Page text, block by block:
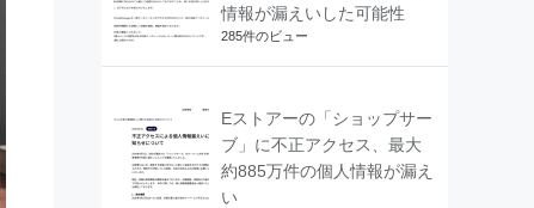
情報が漏えいした可能性
285件のビュー
Eストアーの「ショップサー
ブ」に不正アクセス、最大
約885万件の個人情報が漏え
い